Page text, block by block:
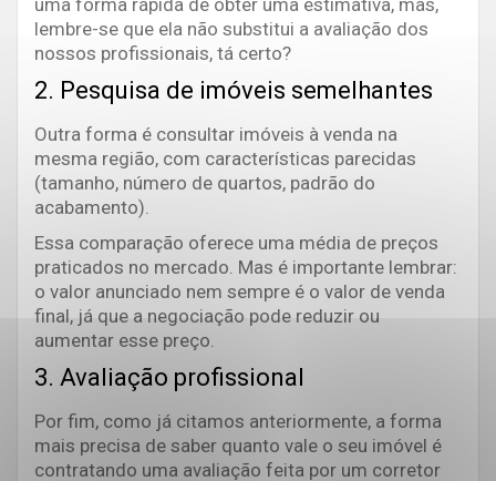
lembre-se que ela não substitui a avaliação dos
nossos profissionais, tá certo?
2. Pesquisa de imóveis semelhantes
Outra forma é consultar imóveis à venda na
mesma região, com características parecidas
(tamanho, número de quartos, padrão do
acabamento).
Essa comparação oferece uma média de preços
praticados no mercado. Mas é importante lembrar:
o valor anunciado nem sempre é o valor de venda
final, já que a negociação pode reduzir ou
aumentar esse preço.
3. Avaliação profissional
Por fim, como já citamos anteriormente, a forma
mais precisa de saber quanto vale o seu imóvel é
contratando uma avaliação feita por um corretor